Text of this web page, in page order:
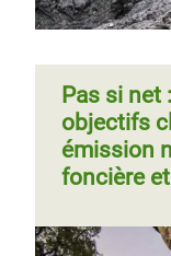
Pas si net
objectifs
émission
foncière